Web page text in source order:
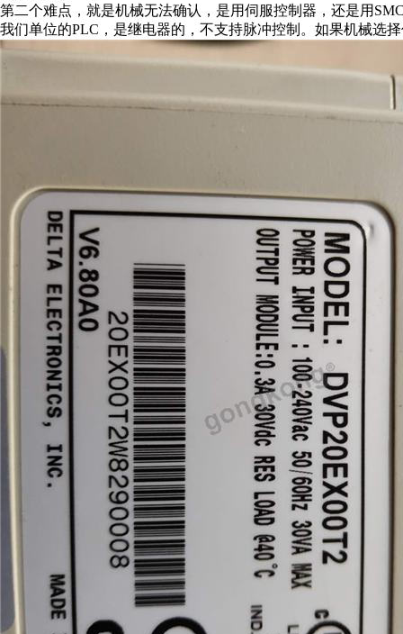
第二个难点，就是机械无法确认，是用伺服控制器，还是用
我们单位的PLC，是继电器的，不支持脉冲控制。如果机械选